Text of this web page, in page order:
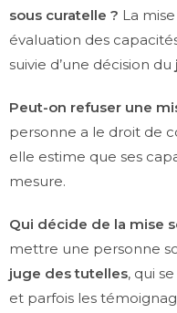
sous curatelle ? La
évaluation des
suivie d’une décision du
Peut-on refuser une
personne a le droit de
elle estime que ses
mesure.
Qui décide de la mise
mettre une personne
juge des tutelles, qui
et parfois les